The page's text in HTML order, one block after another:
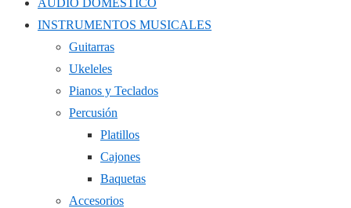
AUDIO DOMÉSTICO
INSTRUMENTOS MUSICALES
Guitarras
Ukeleles
Pianos y Teclados
Percusión
Platillos
Cajones
Baquetas
Accesorios